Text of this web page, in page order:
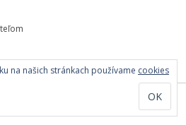
na našich stránkach používame cookies